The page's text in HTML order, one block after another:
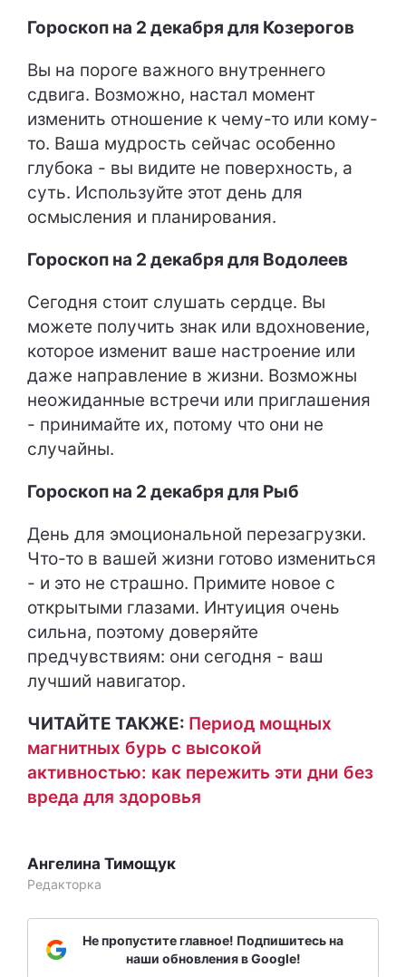
Гороскоп на 2 декабря для Козерогов
Вы на пороге важного внутреннего
сдвига. Возможно, настал момент
изменить отношение к чему-то или кому-
то. Ваша мудрость сейчас особенно
глубока - вы видите не поверхность, а
суть. Используйте этот день для
осмысления и планирования.
Гороскоп на 2 декабря для Водолеев
Сегодня стоит слушать сердце. Вы
можете получить знак или вдохновение,
которое изменит ваше настроение или
даже направление в жизни. Возможны
неожиданные встречи или приглашения
- принимайте их, потому что они не
случайны.
Гороскоп на 2 декабря для Рыб
День для эмоциональной перезагрузки.
Что-то в вашей жизни готово измениться
- и это не страшно. Примите новое с
открытыми глазами. Интуиция очень
сильна, поэтому доверяйте
предчувствиям: они сегодня - ваш
лучший навигатор.
ЧИТАЙТЕ ТАКЖЕ: Период мощных
магнитных бурь с высокой
активностью: как пережить эти дни без
вреда для здоровья
Ангелина Тимощук
Редакторка
Не пропустите главное! Подпишитесь на
наши обновления в Google!